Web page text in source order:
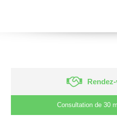
Consultation de 30